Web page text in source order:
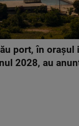
port, în
2028, au